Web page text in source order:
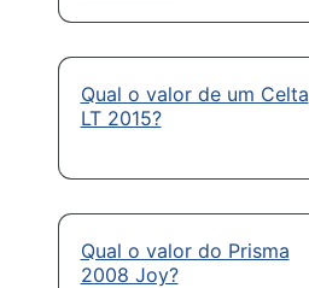
Qual o valor de um Celta
LT 2015?
Qual o valor do Prisma
2008 Joy?